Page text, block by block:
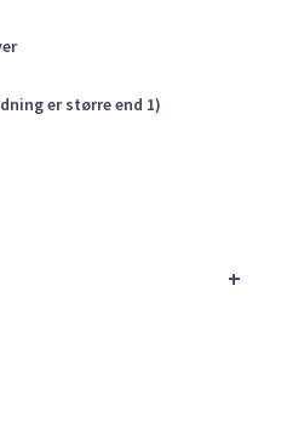
er større end 1)
+